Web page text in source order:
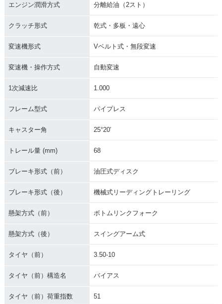
エンジン潤滑方式 分離給油（2スト）
クラッチ形式 乾式・多板・遠心
変速機形式 Vベルト式・無段変速
変速機・操作方式 自動変速
1次減速比 1.000
フレーム型式 パイプレス
キャスター角 25°20′
トレール量 (mm) 68
ブレーキ形式（前） 油圧式ディスク
ブレーキ形式（後） 機械式リーディングトレーリング
懸架方式（前） ボトムリンクフォーク
懸架方式（後） スイングアーム式
タイヤ（前） 3.50-10
タイヤ（前）構造名 バイアス
タイヤ（前）荷重指数 51